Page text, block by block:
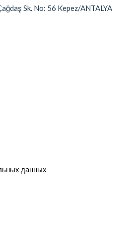
Sk. No: 56 Kepez/ANTALYA
данных